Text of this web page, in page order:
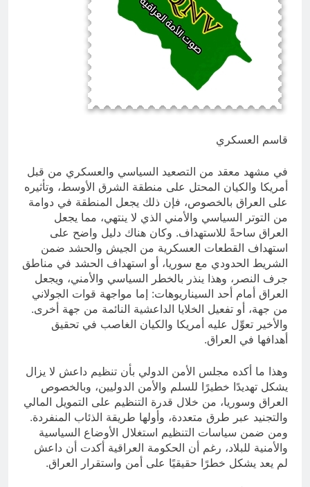
انتهت الحرب… لكن لم ينتهي
الموت
قاسم العسكري
في مشهد معقد من التصعيد السياسي والعسكري من قبل
أمريكا والكيان المحتل على منطقة الشرق الأوسط، وتأثيره
على العراق بالخصوص، فإن ذلك يجعل المنطقة في دوامة
من التوتر السياسي والأمني الذي لا ينتهي، مما يجعل
العراق ساحةً للاستهداف. وكان هناك دليل واضح على
استهداف القطعات العسكرية من الجيش والحشد ضمن
الشريط الحدودي مع سوريا، أو استهداف الحشد في مناطق
جرف النصر، وهذا ينذر بالخطر السياسي والأمني، ويجعل
العراق أمام أحد السيناريوهات: إما مواجهة قوات الجولاني
من جهة، أو تفعيل الخلايا الداعشية النائمة من جهة أخرى.
والأخير تعوِّل عليه أمريكا والكيان الغاصب في تحقيق
أهدافها في العراق.
وهذا ما أكده مجلس الأمن الدولي بأن تنظيم داعش لا يزال
يشكل تهديدًا خطيرًا للسلم والأمن الدوليين، وبالخصوص
العراق وسوريا، من خلال قدرة التنظيم على التمويل المالي
والتجنيد عبر طرق متعددة، وأولها طريقة الذئاب المنفردة.
ومن ضمن سياسات التنظيم استغلال الأوضاع السياسية
والأمنية للبلاد، رغم أن الحكومة العراقية أكدت أن داعش
لم يعد يشكل خطرًا حقيقيًا على أمن واستقرار العراق.